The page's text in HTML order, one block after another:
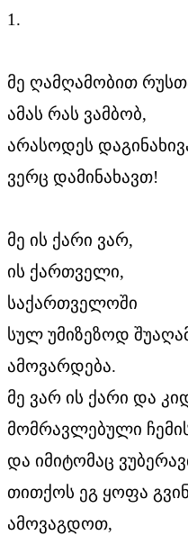
1.
მე ღამღამობით
ამას რას ვამბობ,
არასოდეს
ვერც დამინახავთ!
მე ის ქარი ვარ,
ის ქართველი,
საქართველოში
სულ უმიზეზოდ
ამოვარდება.
მე ვარ ის ქარი და
მომრავლებული
და იმიტომაც
თითქოს ეგ ყოფა
ამოვაგდოთ,